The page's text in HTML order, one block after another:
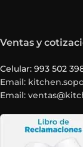
Ventas y
Celular: 993 502
Email:
Email: